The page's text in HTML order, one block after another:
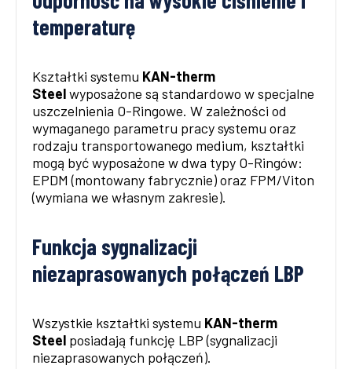
temperaturę
Kształtki systemu KAN-therm
Steelwyposażone są standardowo w specjalne
uszczelnienia O-Ringowe. W zależności od
wymaganego parametru pracy systemu oraz
rodzaju transportowanego medium, kształtki
mogą być wyposażone w dwa typy O-Ringów:
EPDM (montowany fabrycznie) oraz FPM/Viton
(wymiana we własnym zakresie).
Funkcja sygnalizacji
niezaprasowanych połączeń LBP
Wszystkie kształtki systemu KAN-therm
Steel posiadają funkcję LBP (sygnalizacji
niezaprasowanych połączeń).